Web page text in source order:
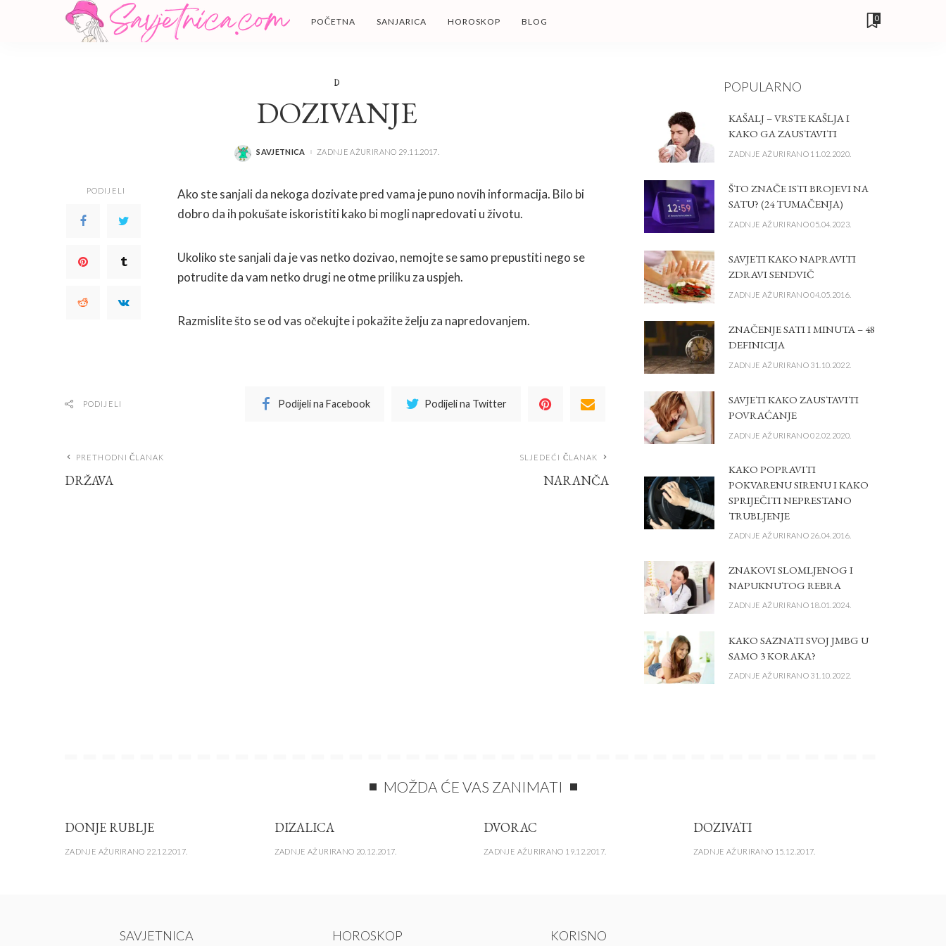
POČETNA SANJARICA HOROSKOP BLOG 0
D
DOZIVANJE
POSTED
SAVJETNICA ZADNJE AŽURIRANO 29.11.2017.
PODIJELI
Ako ste sanjali da nekoga dozivate pred vama je puno novih informacija. Bilo bi
dobro da ih pokušate iskoristiti kako bi mogli napredovati u životu.
Ukoliko ste sanjali da je vas netko dozivao, nemojte se samo prepustiti nego se
potrudite da vam netko drugi ne otme priliku za uspjeh.
Razmislite što se od vas očekujte i pokažite želju za napredovanjem.
PODIJELI Podijeli na Facebook Podijeli na Twitter
PRETHODNI ČLANAK
DRŽAVA
SLJEDEĆI ČLANAK
NARANČA
POPULARNO
KAŠALJ – VRSTE KAŠLJA I
KAKO GA ZAUSTAVITI
ZADNJE AŽURIRANO 11.02.2020.
ŠTO ZNAČE ISTI BROJEVI NA
SATU? (24 TUMAČENJA)
ZADNJE AŽURIRANO 05.04.2023.
SAVJETI KAKO NAPRAVITI
ZDRAVI SENDVIČ
ZADNJE AŽURIRANO 04.05.2016.
ZNAČENJE SATI I MINUTA – 48
DEFINICIJA
ZADNJE AŽURIRANO 31.10.2022.
SAVJETI KAKO ZAUSTAVITI
POVRAĆANJE
ZADNJE AŽURIRANO 02.02.2020.
KAKO POPRAVITI
POKVARENU SIRENU I KAKO
SPRIJEČITI NEPRESTANO
TRUBLJENJE
ZADNJE AŽURIRANO 26.04.2016.
ZNAKOVI SLOMLJENOG I
NAPUKNUTOG REBRA
ZADNJE AŽURIRANO 18.01.2024.
KAKO SAZNATI SVOJ JMBG U
SAMO 3 KORAKA?
ZADNJE AŽURIRANO 31.10.2022.
MOŽDA ĆE VAS ZANIMATI
DONJE RUBLJE
ZADNJE AŽURIRANO 22.12.2017.
DIZALICA
ZADNJE AŽURIRANO 20.12.2017.
DVORAC
ZADNJE AŽURIRANO 19.12.2017.
DOZIVATI
ZADNJE AŽURIRANO 15.12.2017.
SAVJETNICA HOROSKOP KORISNO